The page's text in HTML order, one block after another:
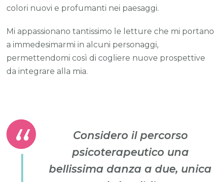
colori nuovi e profumanti nei paesaggi.
Mi appassionano tantissimo le letture che mi portano
a immedesimarmi in alcuni personaggi,
permettendomi così di cogliere nuove prospettive
da integrare alla mia.
Considero il percorso
psicoterapeutico una
bellissima danza a due, unica